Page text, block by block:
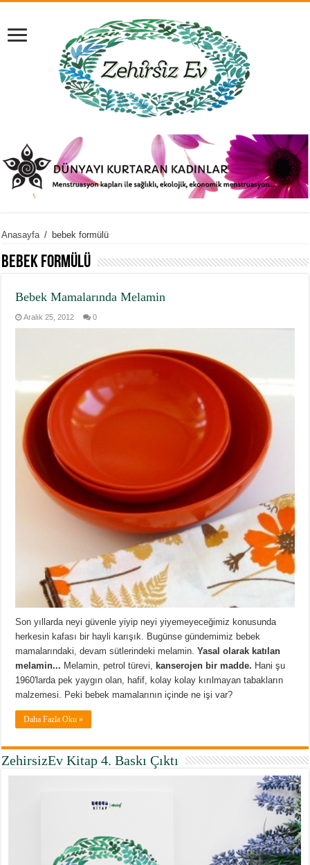
Anasayfa / bebek formülü
bebek formülü
Bebek Mamalarında Melamin
Aralık 25, 2012 0
Son yıllarda neyi güvenle yiyip neyi yiyemeyeceğimiz konusunda
herkesin kafası bir hayli karışık. Bugünse gündemimiz bebek
mamalarındaki, devam sütlerindeki melamin.Yasal olarak katılan
melamin... Melamin, petrol türevi, kanserojen bir madde. Hani şu
1960'larda pek yaygın olan, hafif, kolay kolay kırılmayan tabakların
malzemesi. Peki bebek mamalarının içinde ne işi var?
Daha Fazla Oku »
ZehirsizEv Kitap 4. Baskı Çıktı